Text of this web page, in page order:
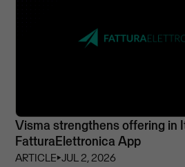
Visma strengthens offering in
FatturaElettronica App
ARTICLE⏵JUL 2, 2026